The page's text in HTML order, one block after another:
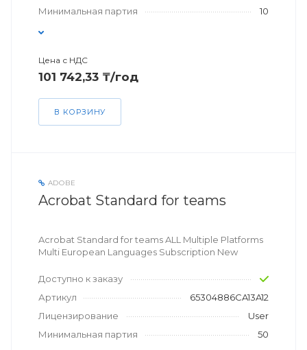
Минимальная партия
10
Цена с НДС
101 742,33 ₸/год
В КОРЗИНУ
ADOBE
Acrobat Standard for teams
Acrobat Standard for teams ALL Multiple Platforms
Multi European Languages Subscription New
Доступно к заказу
Артикул
65304886CA13A12
Лицензирование
User
Минимальная партия
50